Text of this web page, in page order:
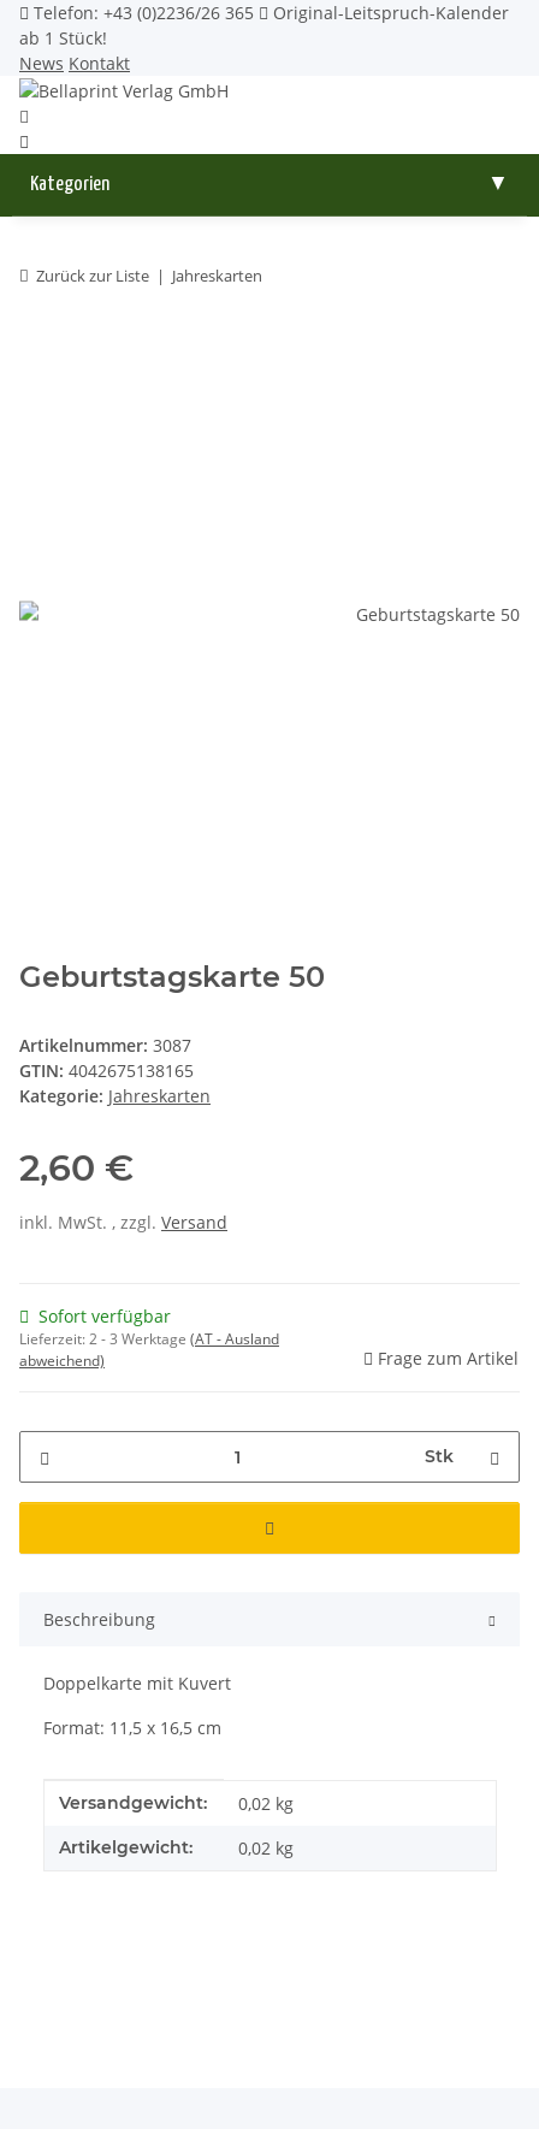
Telefon: +43 (0)2236/26 365
Original-Leitspruch-Kalender
ab 1 Stück!
News Kontakt
Kategorien ▼
Zurück zur Liste Jahreskarten
Geburtstagskarte 50
Artikelnummer: 3087
GTIN: 4042675138165
Kategorie: Jahreskarten
2,60 €
inkl. MwSt. , zzgl. Versand
Sofort verfügbar
Lieferzeit:2 - 3 Werktage (AT - Ausland
abweichend)
Frage zum Artikel
Stk
Beschreibung
Doppelkarte mit Kuvert
Format: 11,5 x 16,5 cm
Produkteigenschaft
Wert
Versandgewicht: 0,02 kg
Artikelgewicht: 0,02 kg